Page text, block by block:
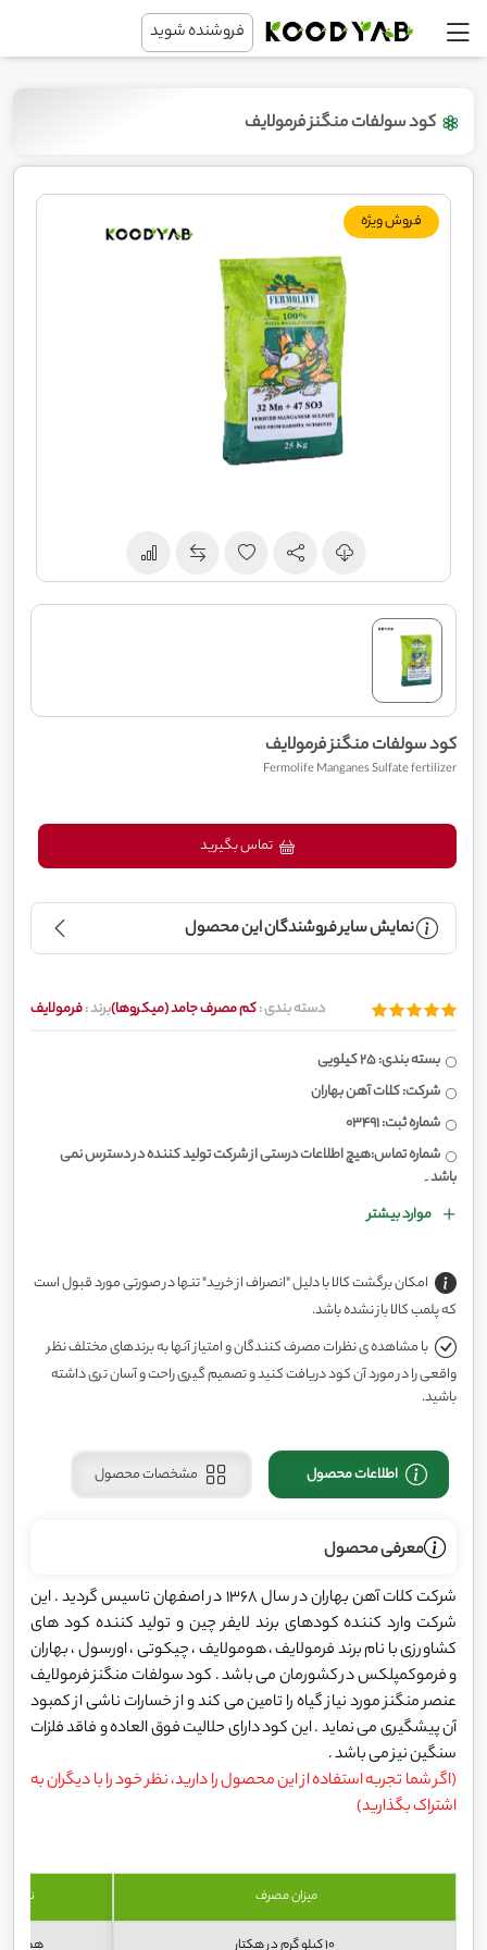
فروشنده شوید
کود سولفات منگنز فرمولایف
فروش ویژه
کود سولفات منگنز فرمولایف
Fermolife Manganes Sulfate fertilizer
نمایش سایر فروشندگان این محصول
دسته بندی :کم مصرف جامد (میکروها)برند :فرمولایف
بسته بندی: 25 کیلویی
شرکت: کلات آهن بهاران
شماره ثبت: 03491
شماره تماس:هیچ اطلاعات درستی از شرکت تولید کننده در دسترس نمی
باشد۔
موارد بیشتر
امکان برگشت کالا با دلیل "انصراف از خرید" تنها در صورتی مورد قبول است
که پلمب کالا باز نشده باشد.
با مشاهده ی نظرات مصرف کنندگان و امتیاز آنها به برندهای مختلف نظر
واقعی را در مورد آن کود دریافت کنید و تصمیم گیری راحت و آسان تری داشته
باشید.
اطلاعات محصول مشخصات محصول
معرفی محصول
شرکت کلات آهن بهاران در سال 1368 در اصفهان تاسیس گردید . این
شرکت وارد کننده کودهای برند لایفر چین و تولید کننده کود های
کشاورزی با نام برند فرمولایف ، هومولایف ، چیکوتی ، اورسول ، بهاران
و فرموکمپلکس در کشورمان می باشد . کود سولفات منگنز فرمولایف
عنصر منگنز مورد نیاز گیاه را تامین می کند و از خسارات ناشی از کمبود
آن پیشگیری می نماید . این کود دارای حلالیت فوق العاده و فاقد فلزات
سنگین نیز می باشد .
(اگر شما تجربه استفاده از این محصول را دارید، نظر خود را با دیگران به
اشتراک بگذارید)
میزان مصرف نحوه
10 کیلو گرم در هکتار همراه